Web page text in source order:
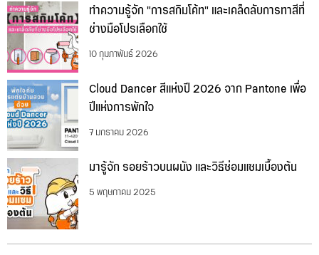
ทำความรู้จัก "การสกิมโค้ท" และเคล็ดลับการทาสีที่
ช่างมือโปรเลือกใช้
10 กุมภาพันธ์ 2026
Cloud Dancer สีแห่งปี 2026 จาก Pantone เพื่อ
ปีแห่งการพักใจ
7 มกราคม 2026
มารู้จัก รอยร้าวบนผนัง และวิธีซ่อมแซมเบื้องต้น
5 พฤษภาคม 2025